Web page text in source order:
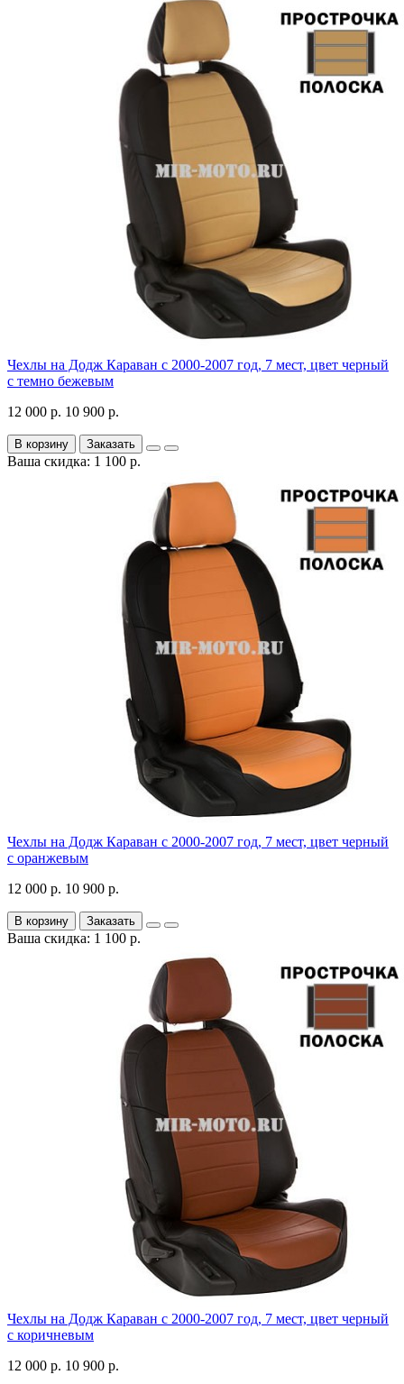
Чехлы на Додж Караван с 2000-2007 год, 7 мест, цвет черный
с темно бежевым
12 000 р. 10 900 р.
В корзину Заказать
Ваша скидка: 1 100 р.
Чехлы на Додж Караван с 2000-2007 год, 7 мест, цвет черный
с оранжевым
12 000 р. 10 900 р.
В корзину Заказать
Ваша скидка: 1 100 р.
Чехлы на Додж Караван с 2000-2007 год, 7 мест, цвет черный
с коричневым
12 000 р. 10 900 р.